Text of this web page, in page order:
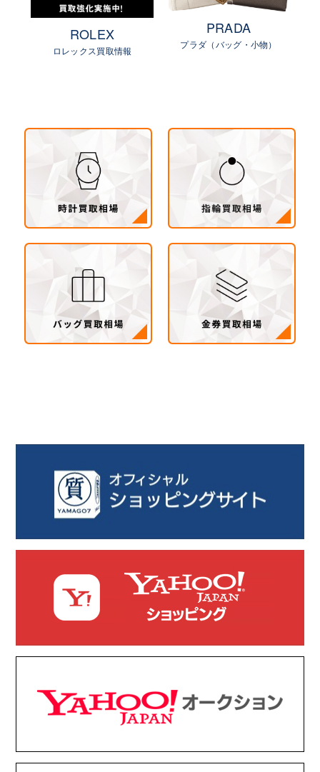
ROLEX
ロレックス買取情報
PRADA
プラダ（バッグ・小物）